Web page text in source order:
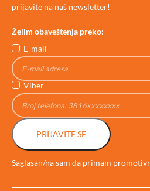
prijavite na naš newsletter!
Želim obaveštenja preko:
E-mail
Viber
PRIJAVITE SE
Saglasan/na sam da primam